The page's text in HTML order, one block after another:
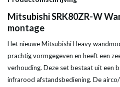
Mitsubishi SRK80ZR-W
montage
Het nieuwe Mitsubishi Heavy
prachtig vormgegeven en heeft een
verhouding. Deze set bestaat uit een
infrarood afstandsbediening. De